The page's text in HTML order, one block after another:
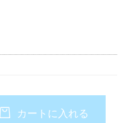
カートに入れる